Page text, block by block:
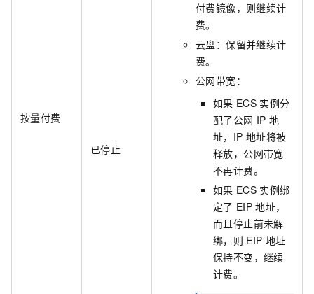
按量付费
已停止
付费镜像，则继续计
费。
云盘：保留并继续计
费。
公网带宽：
如果 ECS 实例分
配了公网 IP 地
址，IP 地址将被
释放，公网带宽
不再计费。
如果 ECS 实例绑
定了 EIP 地址，
而且停止前未解
绑，则 EIP 地址
保持不变，继续
计费。